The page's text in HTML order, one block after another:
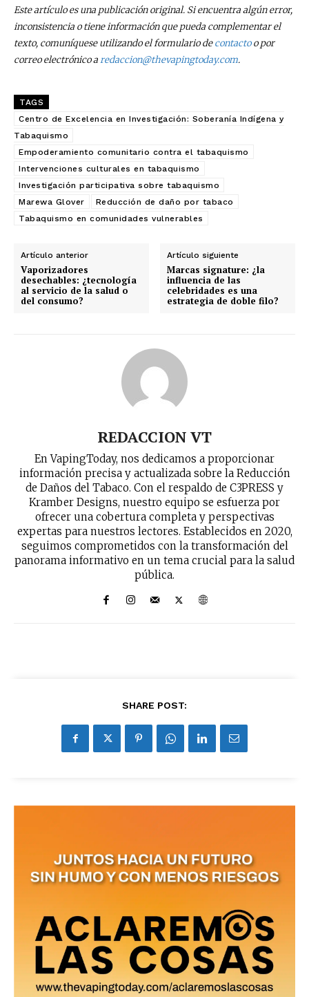
Este artículo es una publicación original. Si encuentra algún error,
inconsistencia o tiene información que pueda complementar el
texto, comuníquese utilizando el formulario decontactoo por
correo electrónico aredaccion@thevapingtoday.com.
TAGS
Centro de Excelencia en Investigación: Soberanía Indígena y
Tabaquismo
Empoderamiento comunitario contra el tabaquismo
Intervenciones culturales en tabaquismo
Investigación participativa sobre tabaquismo
Marewa Glover
Reducción de daño por tabaco
Tabaquismo en comunidades vulnerables
Artículo anterior
Vaporizadores
desechables: ¿tecnología
al servicio de la salud o
del consumo?
Artículo siguiente
Marcas signature: ¿la
influencia de las
celebridades es una
estrategia de doble filo?
REDACCION VT
En VapingToday, nos dedicamos a proporcionar
información precisa y actualizada sobre la Reducción
de Daños del Tabaco. Con el respaldo de C3PRESS y
Kramber Designs, nuestro equipo se esfuerza por
ofrecer una cobertura completa y perspectivas
expertas para nuestros lectores. Establecidos en 2020,
seguimos comprometidos con la transformación del
panorama informativo en un tema crucial para la salud
pública.
SHARE POST: